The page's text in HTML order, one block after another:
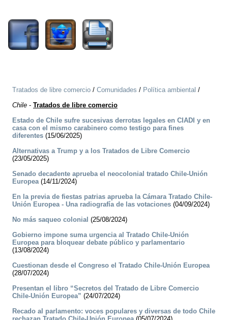
Tratados de libre comercio / Comunidades / Política ambiental /
Chile - Tratados de libre comercio
Estado de Chile sufre sucesivas derrotas legales en CIADI y en
casa con el mismo carabinero como testigo para fines
diferentes (15/06/2025)
Alternativas a Trump y a los Tratados de Libre Comercio
(23/05/2025)
Senado decadente aprueba el neocolonial tratado Chile-Unión
Europea(14/11/2024)
En la previa de fiestas patrias aprueba la Cámara Tratado Chile-
Unión Europea - Una radiografía de las votaciones (04/09/2024)
No más saqueo colonial (25/08/2024)
Gobierno impone suma urgencia al Tratado Chile-Unión
Europea para bloquear debate público y parlamentario
(13/08/2024)
Cuestionan desde el Congreso el Tratado Chile-Unión Europea
(28/07/2024)
Presentan el libro “Secretos del Tratado de Libre Comercio
Chile-Unión Europea” (24/07/2024)
Recado al parlamento: voces populares y diversas de todo Chile